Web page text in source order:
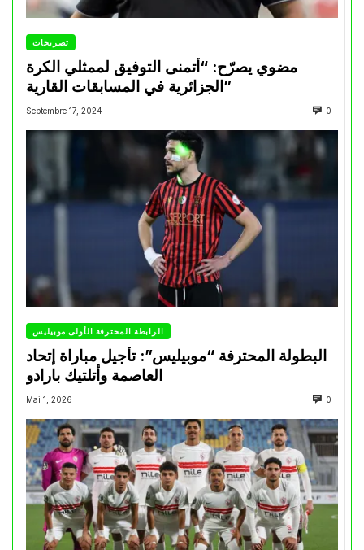
تصريحات
مضوي يصرّح: “أتمنى التوفيق لممثلي الكرة
الجزائرية في المسابقات القارية”
Septembre 17, 2024 0
الرابطة المحترفة الأولى موبيليس
البطولة المحترفة “موبيليس”: تأجيل مباراة إتحاد
العاصمة وأتلتيك بارادو
Mai 1, 2026 0